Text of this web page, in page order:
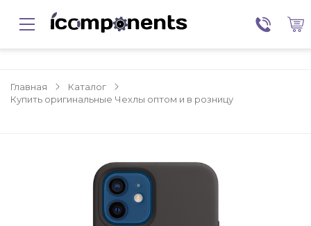
Главная
Каталог
Купить оригинальные Чехлы оптом и в розницу